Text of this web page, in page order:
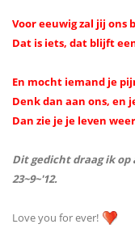
Voor eeuwig zal jij
Dat is iets, dat blijft
En mocht iemand je
Denk dan aan ons, en
Dan zie je je leven
Dit gedicht draag ik op
23~9~'12.
Love you for ever!